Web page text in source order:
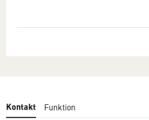
Kontakt Funktion